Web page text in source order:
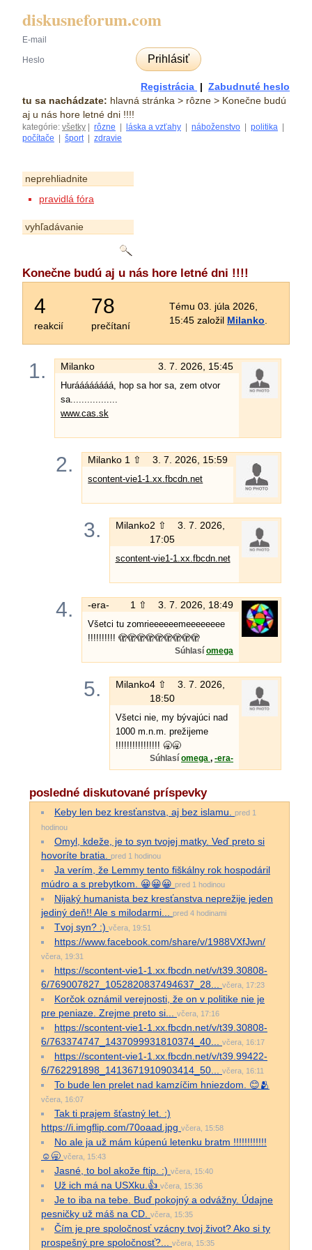
diskusneforum.com
Prihlásiť
Registrácia | Zabudnuté heslo
tu sa nachádzate: hlavná stránka > rôzne > Konečne budú
aj u nás hore letné dni !!!!
kategórie: všetky rôzne láska a vzťahy náboženstvo politika
počítače
šport| zdravie
neprehliadnite
pravidlá fóra
vyhľadávanie
Konečne budú aj u nás hore letné dni !!!!
4
reakcií
78
prečítaní
Tému 03. júla 2026,
15:45 založil Milanko
1. Milanko 3. 7. 2026, 15:45
Huráááááááá, hop sa hor sa, zem otvor
sa.................
www.cas.sk
2. Milanko 1 ⇧ 3. 7. 2026, 15:59
scontent-vie1-1.xx.fbcdn.net
3. Milanko2 ⇧
3. 7. 2026,
17:05
scontent-vie1-1.xx.fbcdn.net
4. -era- 1 ⇧ 3. 7. 2026, 18:49
Všetci tu zomrieeeeeemeeeeeeee
!!!!!!!!!! 🫣🫣🫣🫣🫣🫣🫣🫣🫣
Súhlasí omega
5. Milanko4 ⇧
3. 7. 2026,
18:50
Všetci nie, my bývajúci nad
1000 m.n.m. prežijeme
!!!!!!!!!!!!!!!! 🥱🥱
Súhlasí omega , -era-
posledné diskutované príspevky
Keby len bez kresťanstva, aj bez islamu.
pred 1
hodinou
Omyl, kdeže, je to syn tvojej matky. Veď preto si
hovoríte bratia.
pred 1 hodinou
Ja verím, že Lemmy tento fiškálny rok hospodáril
múdro a s prebytkom. 😀😀😀 pred 1 hodinou
Nijaký humanista bez kresťanstva neprežije jeden
jediný deň!! Ale s milodarmi...
pred 4 hodinami
Tvoj syn? :) včera, 19:51
https://www.facebook.com/share/v/1988VXfJwn/
včera, 19:31
https://scontent-vie1-1.xx.fbcdn.net/v/t39.30808-
6/769007827_1052820837494637_28...
včera, 17:23
Korčok oznámil verejnosti, že on v politike nie je
pre peniaze. Zrejme preto si...
včera, 17:16
https://scontent-vie1-1.xx.fbcdn.net/v/t39.30808-
6/763374747_1437099931810374_40...
včera, 16:17
https://scontent-vie1-1.xx.fbcdn.net/v/t39.99422-
6/762291898_1413671910903414_50...
včera, 16:11
To bude len prelet nad kamzíčim hniezdom. 😊🫂
včera, 16:07
Tak ti prajem šťastný let. :)
https://i.imgflip.com/70oaad.jpg včera, 15:58
No ale ja už mám kúpenú letenku bratm !!!!!!!!!!!!
☺️🥱 včera, 15:43
Jasné, to bol akože ftip. :) včera, 15:40
Už ich má na USXku.👍 včera, 15:36
Je to iba na tebe. Buď pokojný a odvážny. Údajne
pesničky už máš na CD.
včera, 15:35
Čím je pre spoločnosť vzácny tvoj život? Ako si ty
prospešný pre spoločnosť?...
včera, 15:35